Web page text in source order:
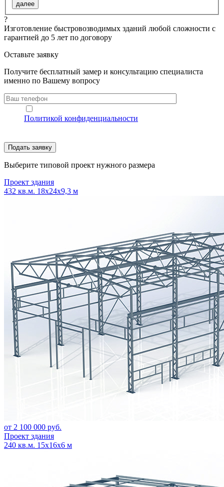
?
Изготовление быстровозводимых зданий любой сложности с
гарантией до 5 лет по договору
Оставьте заявку
Получите бесплатный замер и консультацию специалиста
именно по Вашему вопросу
Политикой конфиденциальности
Выберите типовой проект нужного размера
Проект здания
432 кв.м. 18х24х9,3 м
от 2 100 000 руб.
Проект здания
240 кв.м. 15х16х6 м